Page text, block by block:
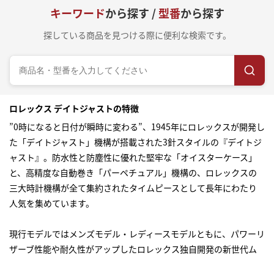
キーワードから探す /型番から探す
探している商品を見つける際に便利な検索です。
ロレックス デイトジャストの特徴
”0時になると日付が瞬時に変わる”、1945年にロレックスが開発し
た「デイトジャスト」機構が搭載された3針スタイルの『デイトジ
ャスト』。防水性と防塵性に優れた堅牢な「オイスターケース」
と、高精度な自動巻き「パーペチュアル」機構の、ロレックスの
三大時計機構が全て集約されたタイムピースとして長年にわたり
人気を集めています。
現行モデルではメンズモデル・レディースモデルともに、パワーリ
ザーブ性能や耐久性がアップしたロレックス独自開発の新世代ム